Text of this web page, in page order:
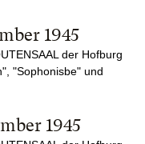
1945
der Hofburg
"Sophonisbe" und
1945